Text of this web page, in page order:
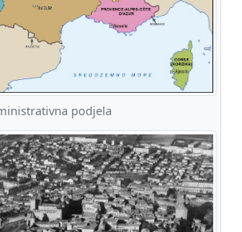
podjela